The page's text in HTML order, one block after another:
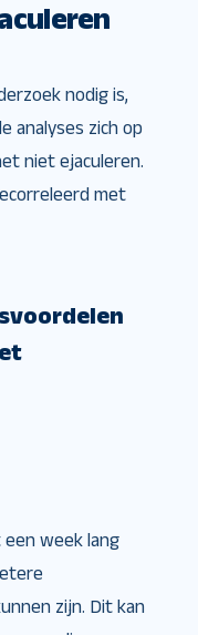
nodig is,
analyses zich op
niet ejaculeren.
met
een week lang
zijn. Dit kan